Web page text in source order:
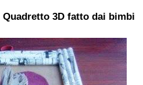
Quadretto 3D fatto dai bimbi